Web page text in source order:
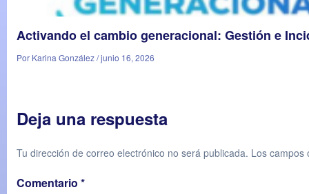
Activando el cambio generacional: Gestión e
Por Karina González / junio 16, 2026
Deja una respuesta
Tu dirección de correo electrónico no será publicada. Los campos
Comentario *